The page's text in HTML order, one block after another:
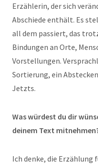
Erzählerin, der sich
Abschiede enthält. Es
all dem passiert, das
Bindungen an Orte,
Vorstellungen.
Sortierung, ein
Jetzts.
Was würdest du dir
deinem Text
Ich denke, die